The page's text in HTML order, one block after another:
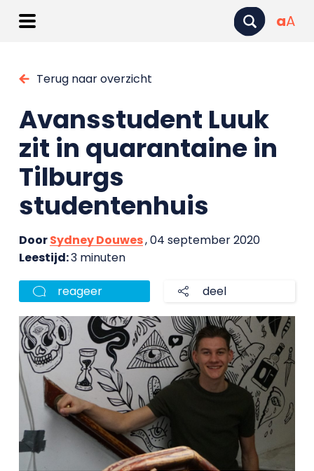
aA
Terug naar overzicht
Avansstudent Luuk
zit in quarantaine in
Tilburgs
studentenhuis
DoorSydney Douwes, 04 september 2020
Leestijd:3 minuten
reageer deel